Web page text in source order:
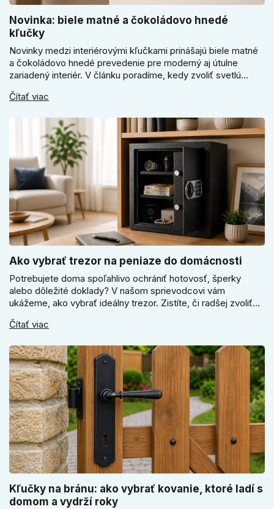
Novinka: biele matné a čokoládovo hnedé
kľučky
Novinky medzi interiérovými kľučkami prinášajú biele matné
a čokoládovo hnedé prevedenie pre moderný aj útulne
zariadený interiér. V článku poradíme, kedy zvoliť svetlú
ako vyberať medzi okrúhlym a štvorcovým štítom. Nové
Čítať viac
Ako vybrať trezor na peniaze do domácnosti
Potrebujete doma spoľahlivo ochrániť hotovosť, šperky
alebo dôležité doklady? V našom sprievodcovi vám
ukážeme, ako vybrať ideálny trezor. Zistíte, či radšej zvoliť
kľúčové jeho správne ukotvenie.
Čítať viac
Kľučky na bránu: ako vybrať kovanie, ktoré ladí s
domom a vydrží roky